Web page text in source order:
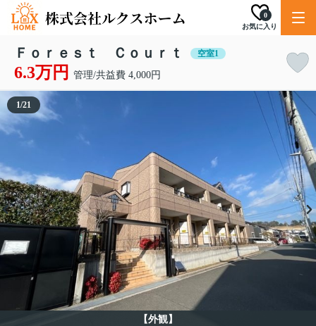
お気に入り
0
Ｆｏｒｅｓｔ Ｃｏｕｒｔ 空室1
6.3万円 管理/共益費 4,000円
【外観】
1/21